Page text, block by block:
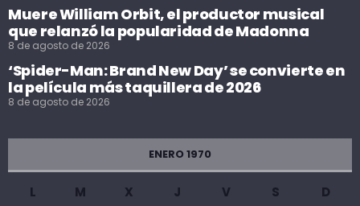
Muere William Orbit, el productor musical
que relanzó la popularidad de Madonna
8 de agosto de 2026
‘Spider-Man: Brand New Day’ se convierte en
la película más taquillera de 2026
8 de agosto de 2026
ENERO 1970
L M X J V S
D